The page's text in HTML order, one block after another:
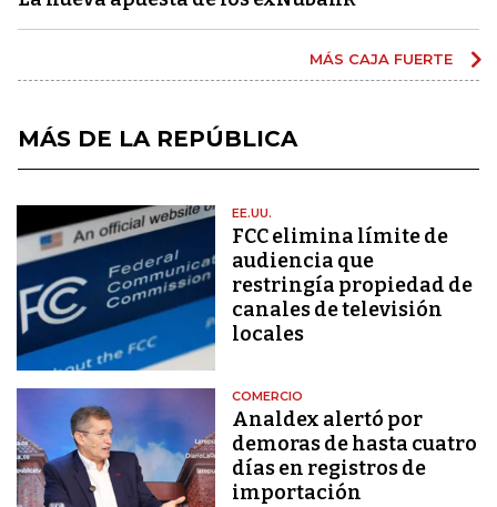
MÁS CAJA FUERTE
MÁS DE LA REPÚBLICA
EE.UU.
FCC elimina límite de
audiencia que
restringía propiedad de
canales de televisión
locales
COMERCIO
Analdex alertó por
demoras de hasta cuatro
días en registros de
importación